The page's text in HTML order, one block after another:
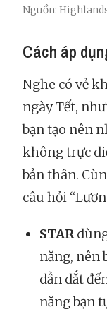
Nguồn:
Cách áp
Nghe có vẻ
ngày Tết,
bạn tạo nên
không trực
bản thân.
câu hỏi
STAR
năng, nên
dẫn dắt
năng bạn